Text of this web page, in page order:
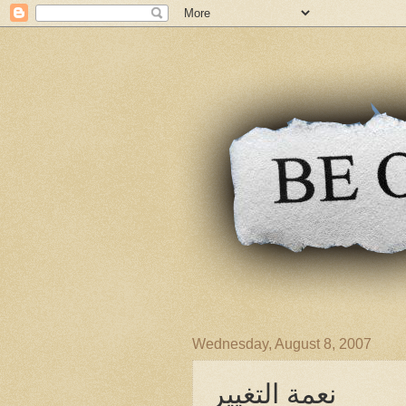
Wednesday, August 8, 2007
نعمة التغيير